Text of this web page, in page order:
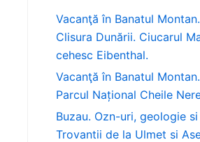
Vacanţă în Banatul
Clisura Dunării. Ciucarul
cehesc Eibenthal.
Vacanţă în Banatul
Parcul Național Cheile
Buzau. Ozn-uri, geologie
Trovantii de la Ulmet si